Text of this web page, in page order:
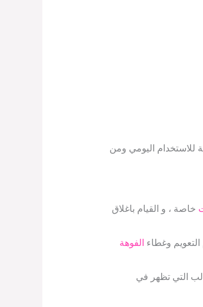
للاستخدام اليومي ومن
خاصة ، و القيام باغلاق
وغطاء الفوهة
التي تظهر في